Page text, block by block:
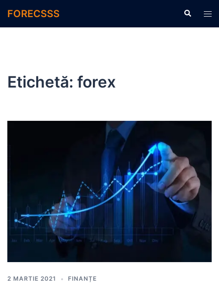
FORECSSS Caută
Etichetă: forex
2 MARTIE 2021 FINANȚE